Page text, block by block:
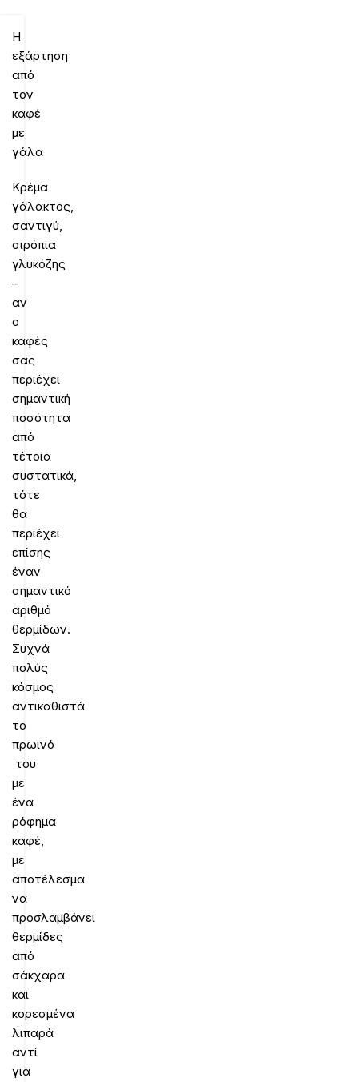
Η
εξάρτηση
από
τον
καφέ
με
γάλα
Κρέμα
γάλακτος,
σαντιγύ,
σιρόπια
γλυκόζης
–
αν
ο
καφές
σας
περιέχει
σημαντική
ποσότητα
από
τέτοια
συστατικά,
τότε
θα
περιέχει
επίσης
έναν
σημαντικό
αριθμό
θερμίδων.
Συχνά
πολύς
κόσμος
αντικαθιστά
το
πρωινό
του
με
ένα
ρόφημα
καφέ,
με
αποτέλεσμα
να
προσλαμβάνει
θερμίδες
από
σάκχαρα
και
κορεσμένα
λιπαρά
αντί
για